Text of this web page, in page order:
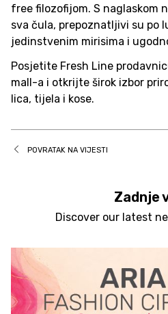
free filozofijom. S naglaskom
sva čula, prepoznatljivi su po
jedinstvenim mirisima i
Posjetite Fresh Line
mall-a i otkrijte širok izbor
lica, tijela i kose.
POVRATAK NA VIJESTI
Zadnje
Discover our latest